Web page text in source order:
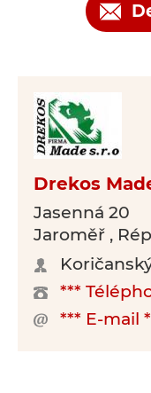
Drekos
Jasenná 20
Jaroměř ,
***
*** E-mail